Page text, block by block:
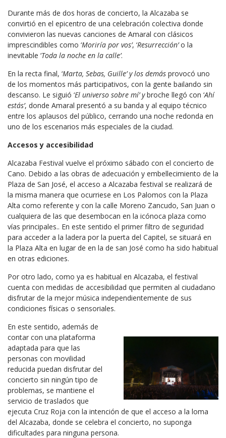
Durante más de dos horas de concierto, la Alcazaba se
convirtió en el epicentro de una celebración colectiva donde
convivieron las nuevas canciones de Amaral con clásicos
imprescindibles como ‘Moriría por vos’, ‘Resurrección’o la
inevitable ‘Toda la noche en la calle’.
En la recta final, ‘Marta, Sebas, Guille’ y los demás provocó uno
de los momentos más participativos, con la gente bailando sin
descanso. Le siguió ‘El universo sobre mí’ ybroche llegó con ‘Ahí
estás’, donde Amaral presentó a su banda y al equipo técnico
entre los aplausos del público, cerrando una noche redonda en
uno de los escenarios más especiales de la ciudad.
Accesos y accesibilidad
Alcazaba Festival vuelve el próximo sábado con el concierto de
Cano. Debido a las obras de adecuación y embellecimiento de la
Plaza de San José, el acceso a Alcazaba festival se realizará de
la misma manera que ocurriese en Los Palomos con la Plaza
Alta como referente y con la calle Moreno Zancudo, San Juan o
cualquiera de las que desembocan en la icónoca plaza como
vías principales.. En este sentido el primer filtro de seguridad
para acceder a la ladera por la puerta del Capitel, se situará en
la Plaza Alta en lugar de en la de san José como ha sido habitual
en otras ediciones.
Por otro lado, como ya es habitual en Alcazaba, el festival
cuenta con medidas de accesibilidad que permiten al ciudadano
disfrutar de la mejor música independientemente de sus
condiciones físicas o sensoriales.
En este sentido, además de
contar con una plataforma
adaptada para que las
personas con movilidad
reducida puedan disfrutar del
concierto sin ningún tipo de
problemas, se mantiene el
servicio de traslados que
ejecuta Cruz Roja con la intención de que el acceso a la loma
del Alcazaba, donde se celebra el concierto, no suponga
dificultades para ninguna persona.